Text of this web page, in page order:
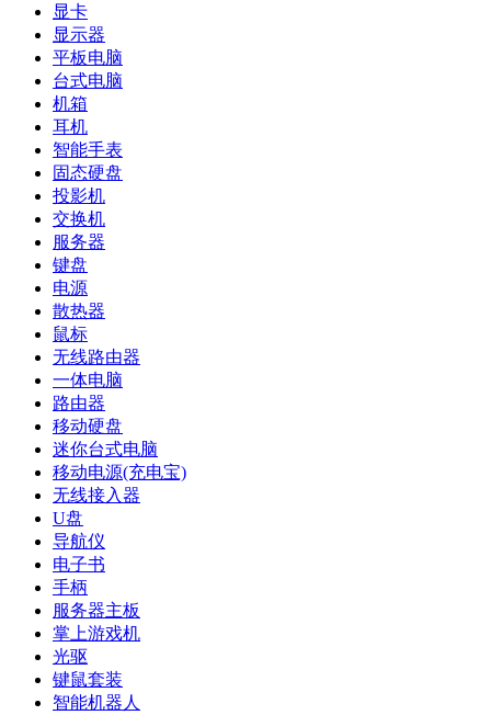
显卡
显示器
平板电脑
台式电脑
机箱
耳机
智能手表
固态硬盘
投影机
交换机
服务器
键盘
电源
散热器
鼠标
无线路由器
一体电脑
路由器
移动硬盘
迷你台式电脑
移动电源(充电宝)
无线接入器
U盘
导航仪
电子书
手柄
服务器主板
掌上游戏机
光驱
键鼠套装
智能机器人